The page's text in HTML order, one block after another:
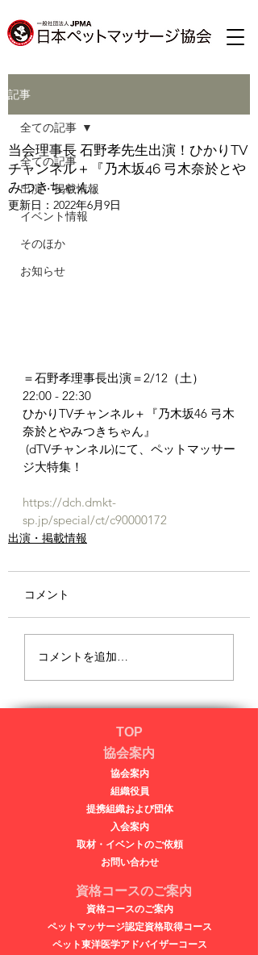
記事
全ての記事
出演・掲載情報
イベント情報
そのほか
お知らせ
全ての記事
当会理事長 石野孝先生出演！ひかりTV
チャンネル＋『乃木坂46 弓木奈於とや
みつきちゃん』
更新日： 2022年6月9日
＝石野孝理事長出演＝2/12（土）
22:00 - 22:30
ひかりTVチャンネル＋『乃木坂46 弓木
奈於とやみつきちゃん』
ジ大特集！
https://dch.dmkt-
sp.jp/special/ct/c90000172
出演・掲載情報
コメント
コメントを追加…
TOP
協会案内
協会案内
​​組織役員
提携組織および団体
入会案内
取材・イベントのご依頼
​​お問い合わせ
資格コースのご案内
資格コースのご案内
ペットマッサージ認定資格取得コース
ペット東洋医学アドバイザーコース